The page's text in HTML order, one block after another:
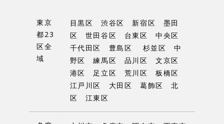
東京
都23
区全
域
目黒区 渋谷区 新宿区 墨田
区 世田谷区 台東区 中央区
千代田区 豊島区 杉並区 中
野区 練馬区 品川区 文京区
港区 足立区 荒川区 板橋区
江戸川区 大田区 葛飾区 北
区 江東区